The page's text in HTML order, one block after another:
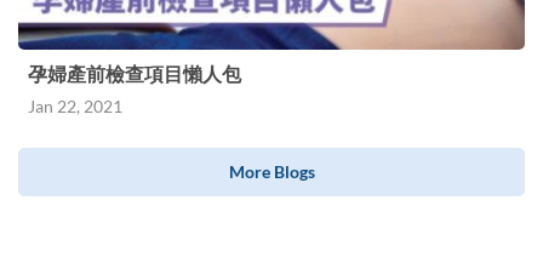
孕婦產前檢查項目懶人包
Jan 22, 2021
More Blogs